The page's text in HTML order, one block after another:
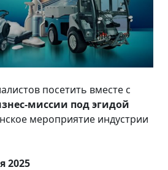
посетить вместе с
миссии под эгидой
мероприятие индустрии
2025